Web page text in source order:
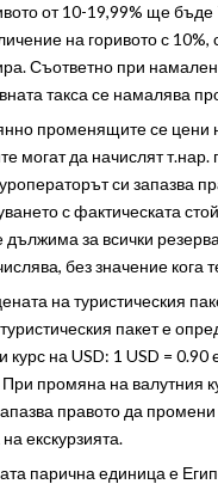
от 10-19,99% ще бъде
на горивото с 10%,
Съответно при
такса се намалява
променящите се цени
могат да начислят т.нар.
си запазва
с фактическата
дължима за всички
без значение кога
на туристическия
пакет е
курс на USD: 1 USD = 0.90
промяна на валутния
правото да промени
екскурзията.
парична единица е